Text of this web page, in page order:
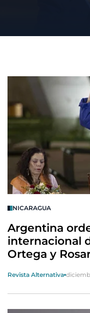
NICARAGUA
Argentina
internacional
Ortega y
Revista Alternativa